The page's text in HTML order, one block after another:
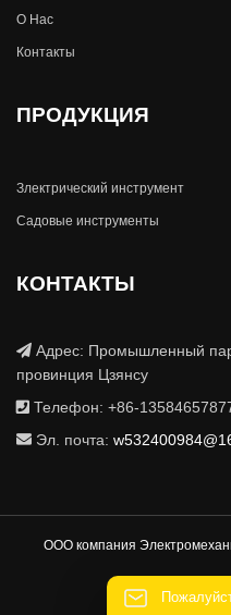
О Hас
Контакты
ПРОДУКЦИЯ
Злектрический инструмент
Садовые инструменты
КОНТАКТЫ
Адрес: Промышленный
провинция Цзянсу
Телефон: +86-
Эл. почта:
ООО компания